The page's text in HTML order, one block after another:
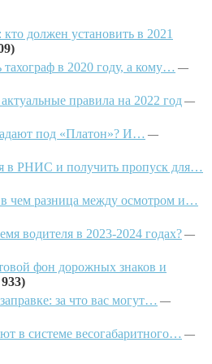
должен установить в 2021
в 2020 году, а кому…
правила на 2022 год
под «Платон»? И…
в РНИС и получить пропуск для…
чем разница между осмотром и…
водителя в 2023-2024 годах?
фон дорожных знаков и
за что вас могут…
в системе весогабаритного…